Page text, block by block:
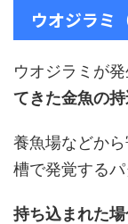
ウオジラミ
ウオジラミが
てきた金魚の
養魚場などか
槽で発覚するパ
持ち込まれた